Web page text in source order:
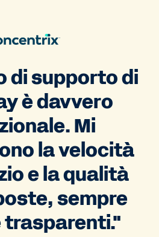
di supporto di
è davvero
Mi
la velocità
e la qualità
sempre
trasparenti."